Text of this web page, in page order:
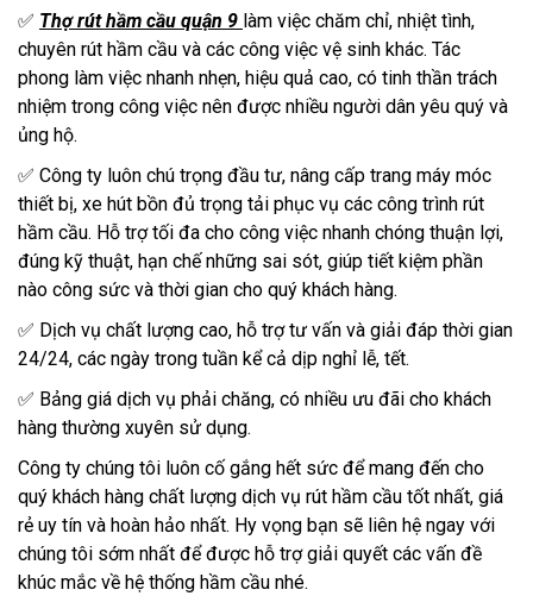
✅ ️ Thợ rút hầm cầu quận 9 làm việc chăm chỉ, nhiệt tình,
chuyên rút hầm cầu và các công việc vệ sinh khác. Tác
phong làm việc nhanh nhẹn, hiệu quả cao, có tinh thần trách
nhiệm trong công việc nên được nhiều người dân yêu quý và
ủng hộ.
✅ ️Công ty luôn chú trọng đầu tư, nâng cấp trang máy móc
thiết bị, xe hút bồn đủ trọng tải phục vụ các công trình rút
hầm cầu. Hỗ trợ tối đa cho công việc nhanh chóng thuận lợi,
đúng kỹ thuật, hạn chế những sai sót, giúp tiết kiệm phần
nào công sức và thời gian cho quý khách hàng.
✅ ️Dịch vụ chất lượng cao, hỗ trợ tư vấn và giải đáp thời gian
24/24, các ngày trong tuần kể cả dịp nghỉ lễ, tết.
✅ ️Bảng giá dịch vụ phải chăng, có nhiều ưu đãi cho khách
hàng thường xuyên sử dụng.
Công ty chúng tôi luôn cố gắng hết sức để mang đến cho
quý khách hàng chất lượng dịch vụ rút hầm cầu tốt nhất, giá
rẻ uy tín và hoàn hảo nhất. Hy vọng bạn sẽ liên hệ ngay với
chúng tôi sớm nhất để được hỗ trợ giải quyết các vấn đề
khúc mắc về hệ thống hầm cầu nhé.